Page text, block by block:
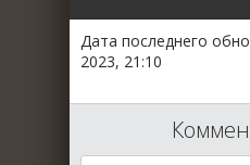
Дата последнего
2023, 21:10